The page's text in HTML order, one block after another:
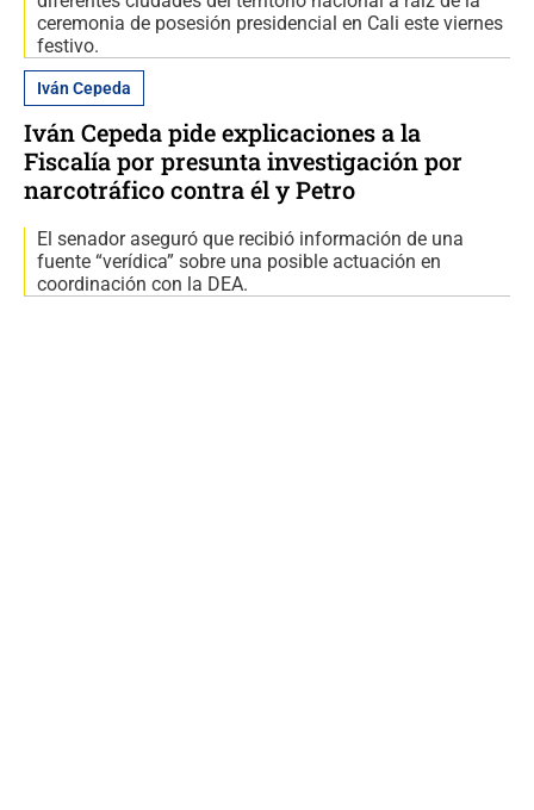
ceremonia de posesión presidencial en Cali este viernes
festivo.
Iván Cepeda
Iván Cepeda pide explicaciones a la
Fiscalía por presunta investigación por
narcotráfico contra él y Petro
El senador aseguró que recibió información de una
fuente “verídica” sobre una posible actuación en
coordinación con la DEA.